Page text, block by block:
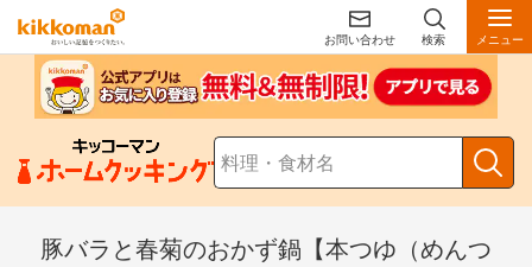
お問い合わせ 検索 メニュー
豚バラと春菊のおかず鍋【本つゆ（めんつ